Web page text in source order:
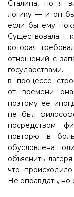
Сталина, но я
логику — и он
если бы ему
Существовала
которая
отношений с
в процессе
от времени
поэтому ее
не был
посредством
повторю: в
обусловлена
объяснить
что
Не оправдать, но